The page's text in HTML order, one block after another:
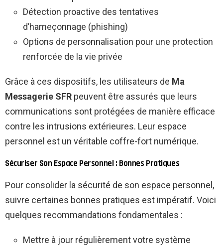
Détection proactive des tentatives
d’hameçonnage (phishing)
Options de personnalisation pour une protection
renforcée de la vie privée
Grâce à ces dispositifs, les utilisateurs de Ma
Messagerie SFR peuvent être assurés que leurs
communications sont protégées de manière efficace
contre les intrusions extérieures. Leur espace
personnel est un véritable coffre-fort numérique.
Sécuriser Son Espace Personnel : Bonnes Pratiques
Pour consolider la sécurité de son espace personnel,
suivre certaines bonnes pratiques est impératif. Voici
quelques recommandations fondamentales :
Mettre à jour régulièrement votre système